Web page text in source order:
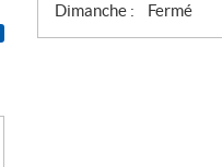
Dimanche :
Fermé